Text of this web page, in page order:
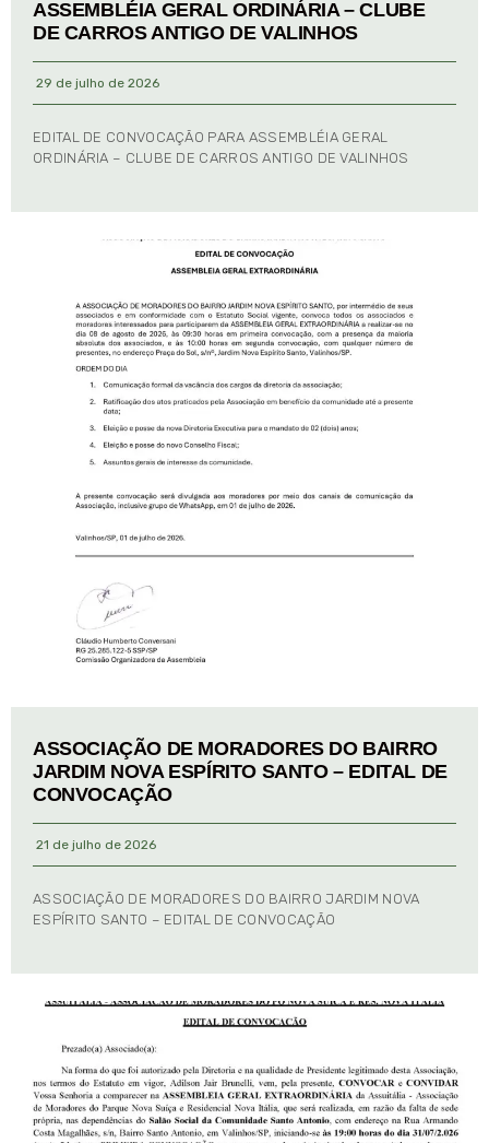
ASSEMBLÉIA GERAL ORDINÁRIA – CLUBE
DE CARROS ANTIGO DE VALINHOS
29 de julho de 2026
EDITAL DE CONVOCAÇÃO PARA ASSEMBLÉIA GERAL
ORDINÁRIA – CLUBE DE CARROS ANTIGO DE VALINHOS
ASSOCIAÇÃO DE MORADORES DO BAIRRO
JARDIM NOVA ESPÍRITO SANTO – EDITAL DE
CONVOCAÇÃO
21 de julho de 2026
ASSOCIAÇÃO DE MORADORES DO BAIRRO JARDIM NOVA
ESPÍRITO SANTO – EDITAL DE CONVOCAÇÃO